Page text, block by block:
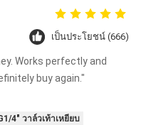
in the IPD correctly. The
smooth, and finding that
the difference. No more
sessions. Highly
time to set it up
correctly. The manual
เป็นประโยชน์ (666)
Works perfectly and
buy again."
4" วาล์วเท้าเหยียบ